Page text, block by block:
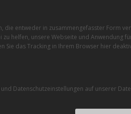
die entweder in zusammengefasster Form
helfen, unsere Webseite und Anwendung
Sie das Tracking in Ihrem Browser hier
Datenschutzeinstellungen auf unserer